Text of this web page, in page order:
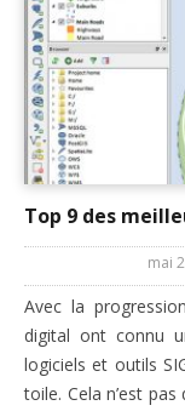
Top 9 des
mai
Avec la
digital ont connu
logiciels et outils
toile. Cela n’est